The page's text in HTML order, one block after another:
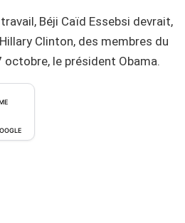
Béji Caïd Essebsi devrait,
Clinton, des membres du
octobre, le président Obama.